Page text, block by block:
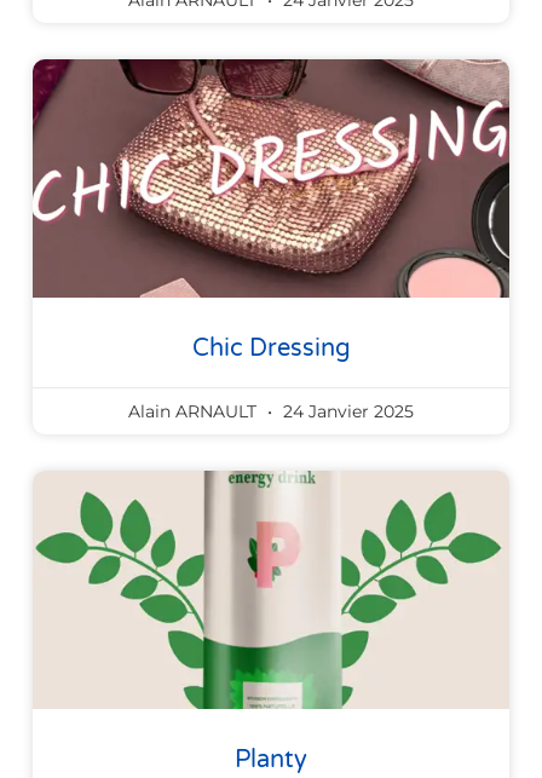
Chic Dressing
Alain ARNAULT 24 Janvier 2025
Planty